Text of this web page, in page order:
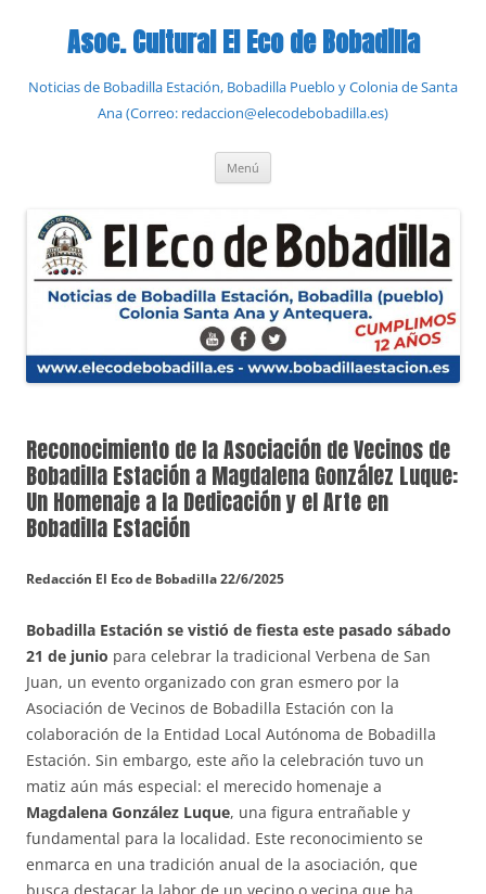
contenidoAsoc. Cultural El Eco de Bobadilla
Noticias de Bobadilla Estación, Bobadilla Pueblo y Colonia de Santa
Ana (Correo: redaccion@elecodebobadilla.es)
Menú
Reconocimiento de la Asociación de Vecinos de
Bobadilla Estación a Magdalena González Luque:
Un Homenaje a la Dedicación y el Arte en
Bobadilla Estación
Redacción El Eco de Bobadilla 22/6/2025
Bobadilla Estación se vistió de fiesta este pasado sábado
21 de junio para celebrar la tradicional Verbena de San
Juan, un evento organizado con gran esmero por la
Asociación de Vecinos de Bobadilla Estación con la
colaboración de la Entidad Local Autónoma de Bobadilla
Estación. Sin embargo, este año la celebración tuvo un
matiz aún más especial: el merecido homenaje a
Magdalena González Luque, una figura entrañable y
fundamental para la localidad. Este reconocimiento se
enmarca en una tradición anual de la asociación, que